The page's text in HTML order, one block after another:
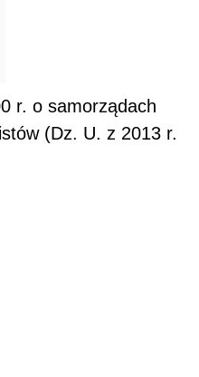
r. o samorządach
(Dz. U. z 2013 r.